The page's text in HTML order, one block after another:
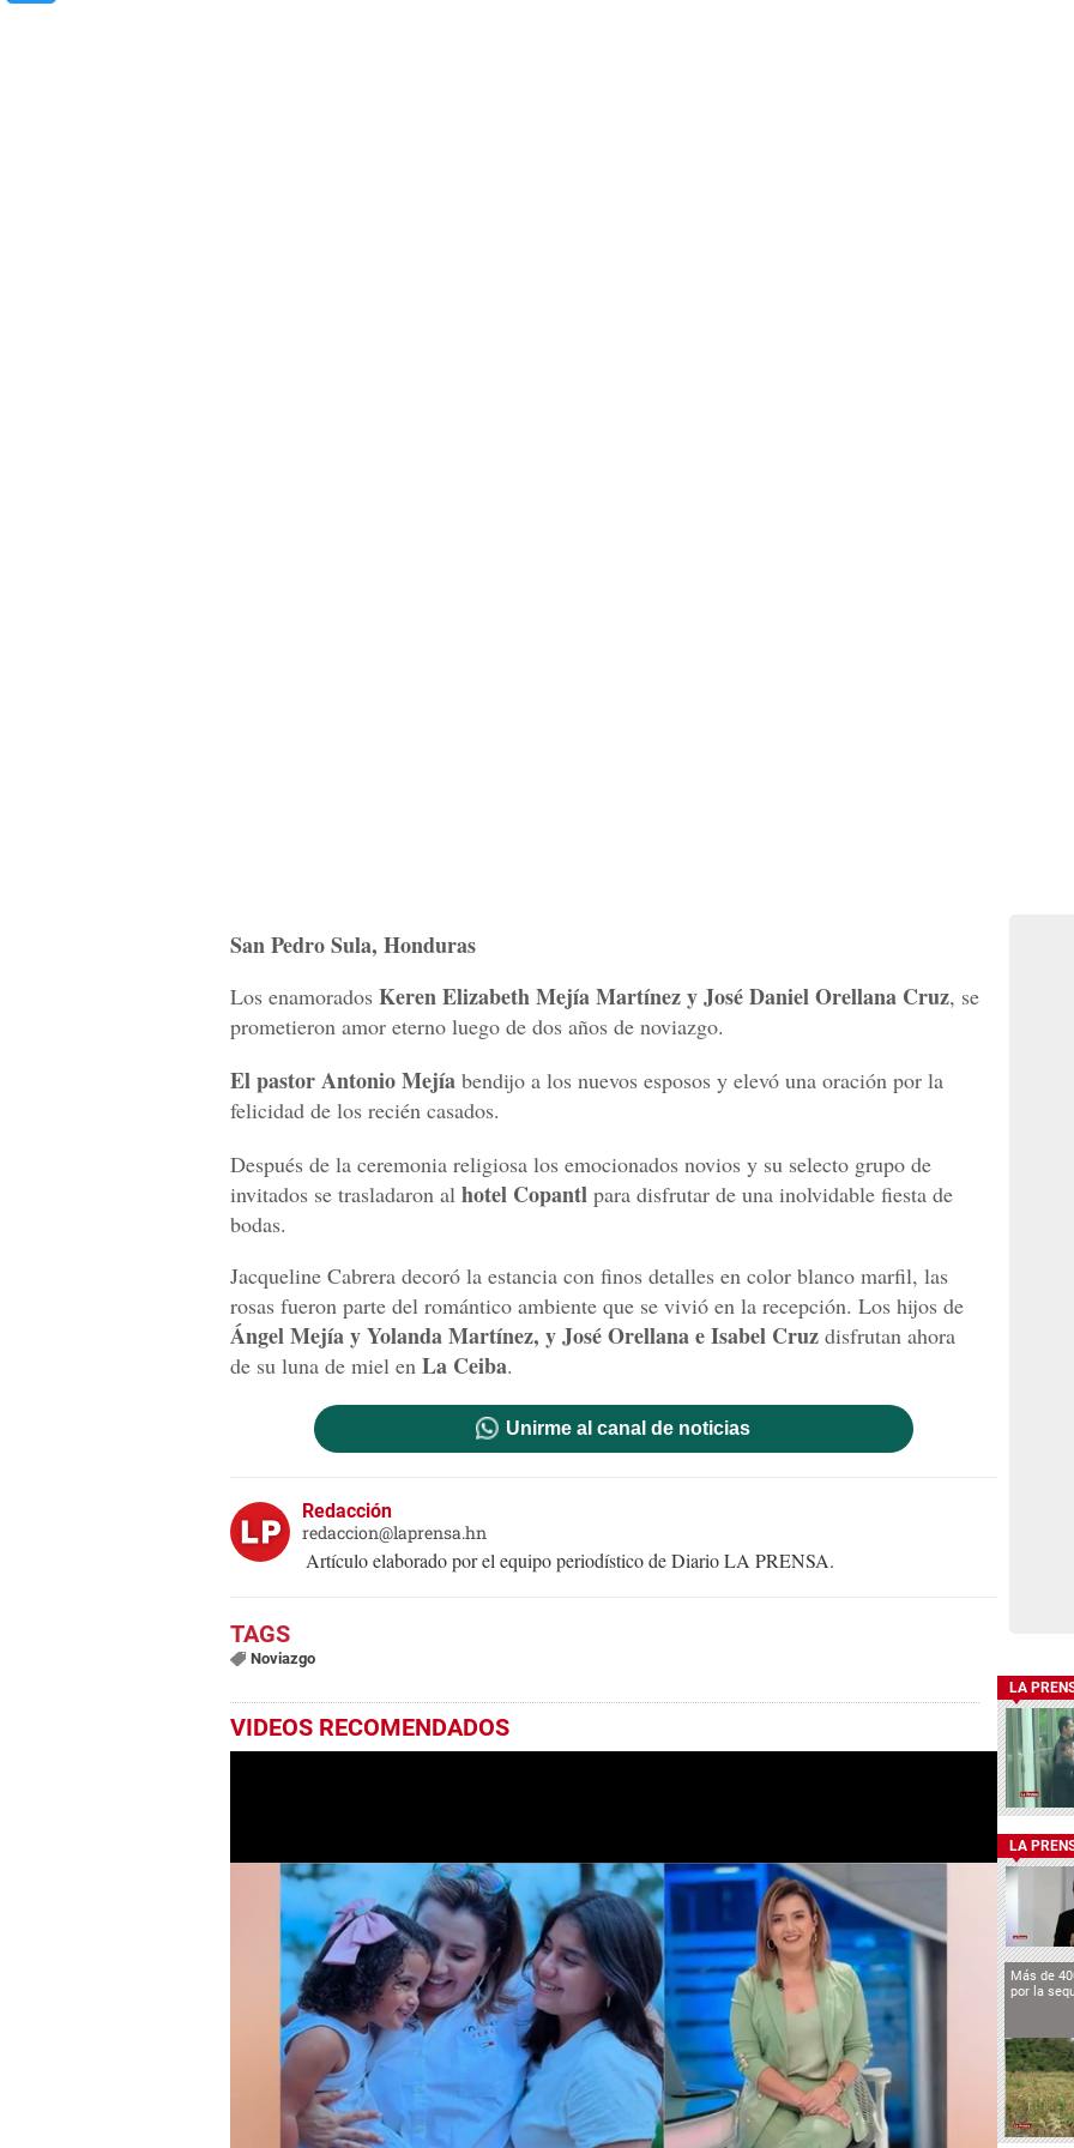
San Pedro Sula, Honduras
Los enamorados Keren Elizabeth Mejía Martínez y José Daniel Orellana Cruz, se
prometieron amor eterno luego de dos años de noviazgo.
El pastor Antonio Mejía bendijo a los nuevos esposos y elevó una oración por la
felicidad de los recién casados.
Después de la ceremonia religiosa los emocionados novios y su selecto grupo de
invitados se trasladaron al hotel Copantl para disfrutar de una inolvidable fiesta de
bodas.
Jacqueline Cabrera decoró la estancia con finos detalles en color blanco marfil, las
rosas fueron parte del romántico ambiente que se vivió en la recepción. Los hijos de
Ángel Mejía y Yolanda Martínez, y José Orellana e Isabel Cruz disfrutan ahora
de su luna de miel en La Ceiba.
Unirme al canal de noticias
Redacción
redaccion@laprensa.hn
Artículo elaborado por el equipo periodístico de Diario LA PRENSA.
Noviazgo
VIDEOS RECOMENDADOS
LA
LA
Más de
por la